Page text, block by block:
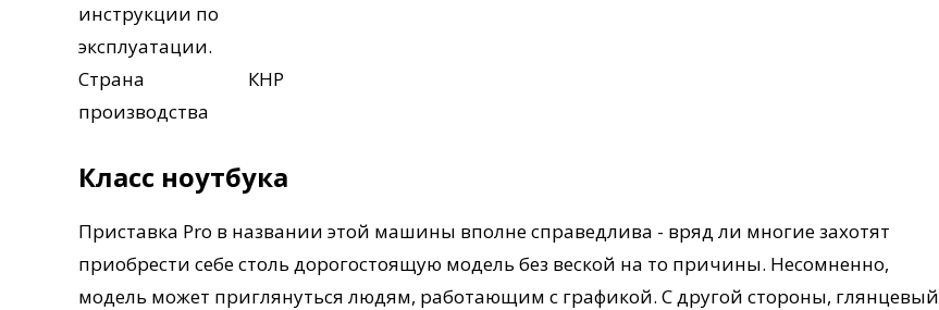
инструкции по
эксплуатации.
Страна
производства
КНР
Класс ноутбука
Приставка Pro в названии этой машины вполне справедлива - вряд ли многие захотят
приобрести себе столь дорогостоящую модель без веской на то причины. Несомненно,
модель может приглянуться людям, работающим с графикой. С другой стороны, глянцевый